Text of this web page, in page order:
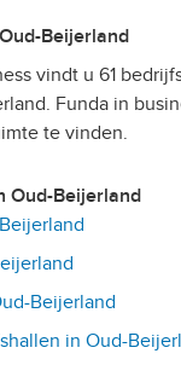
Beijerland
vindt u 61
Funda in
te vinden.
Oud-Beijerland
Beijerland
in Oud-